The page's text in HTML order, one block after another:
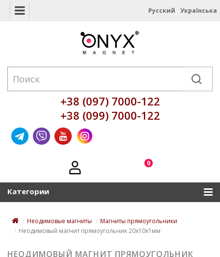
Русский Українська
+38 (097) 7000-122
+38 (099) 7000-122
0
Категории
Неодимовые магниты
Магниты прямоугольники
Неодимовый магнит прямоугольник 20х10х1мм
НЕОДИМОВЫЙ МАГНИТ ПРЯМОУГОЛЬНИК